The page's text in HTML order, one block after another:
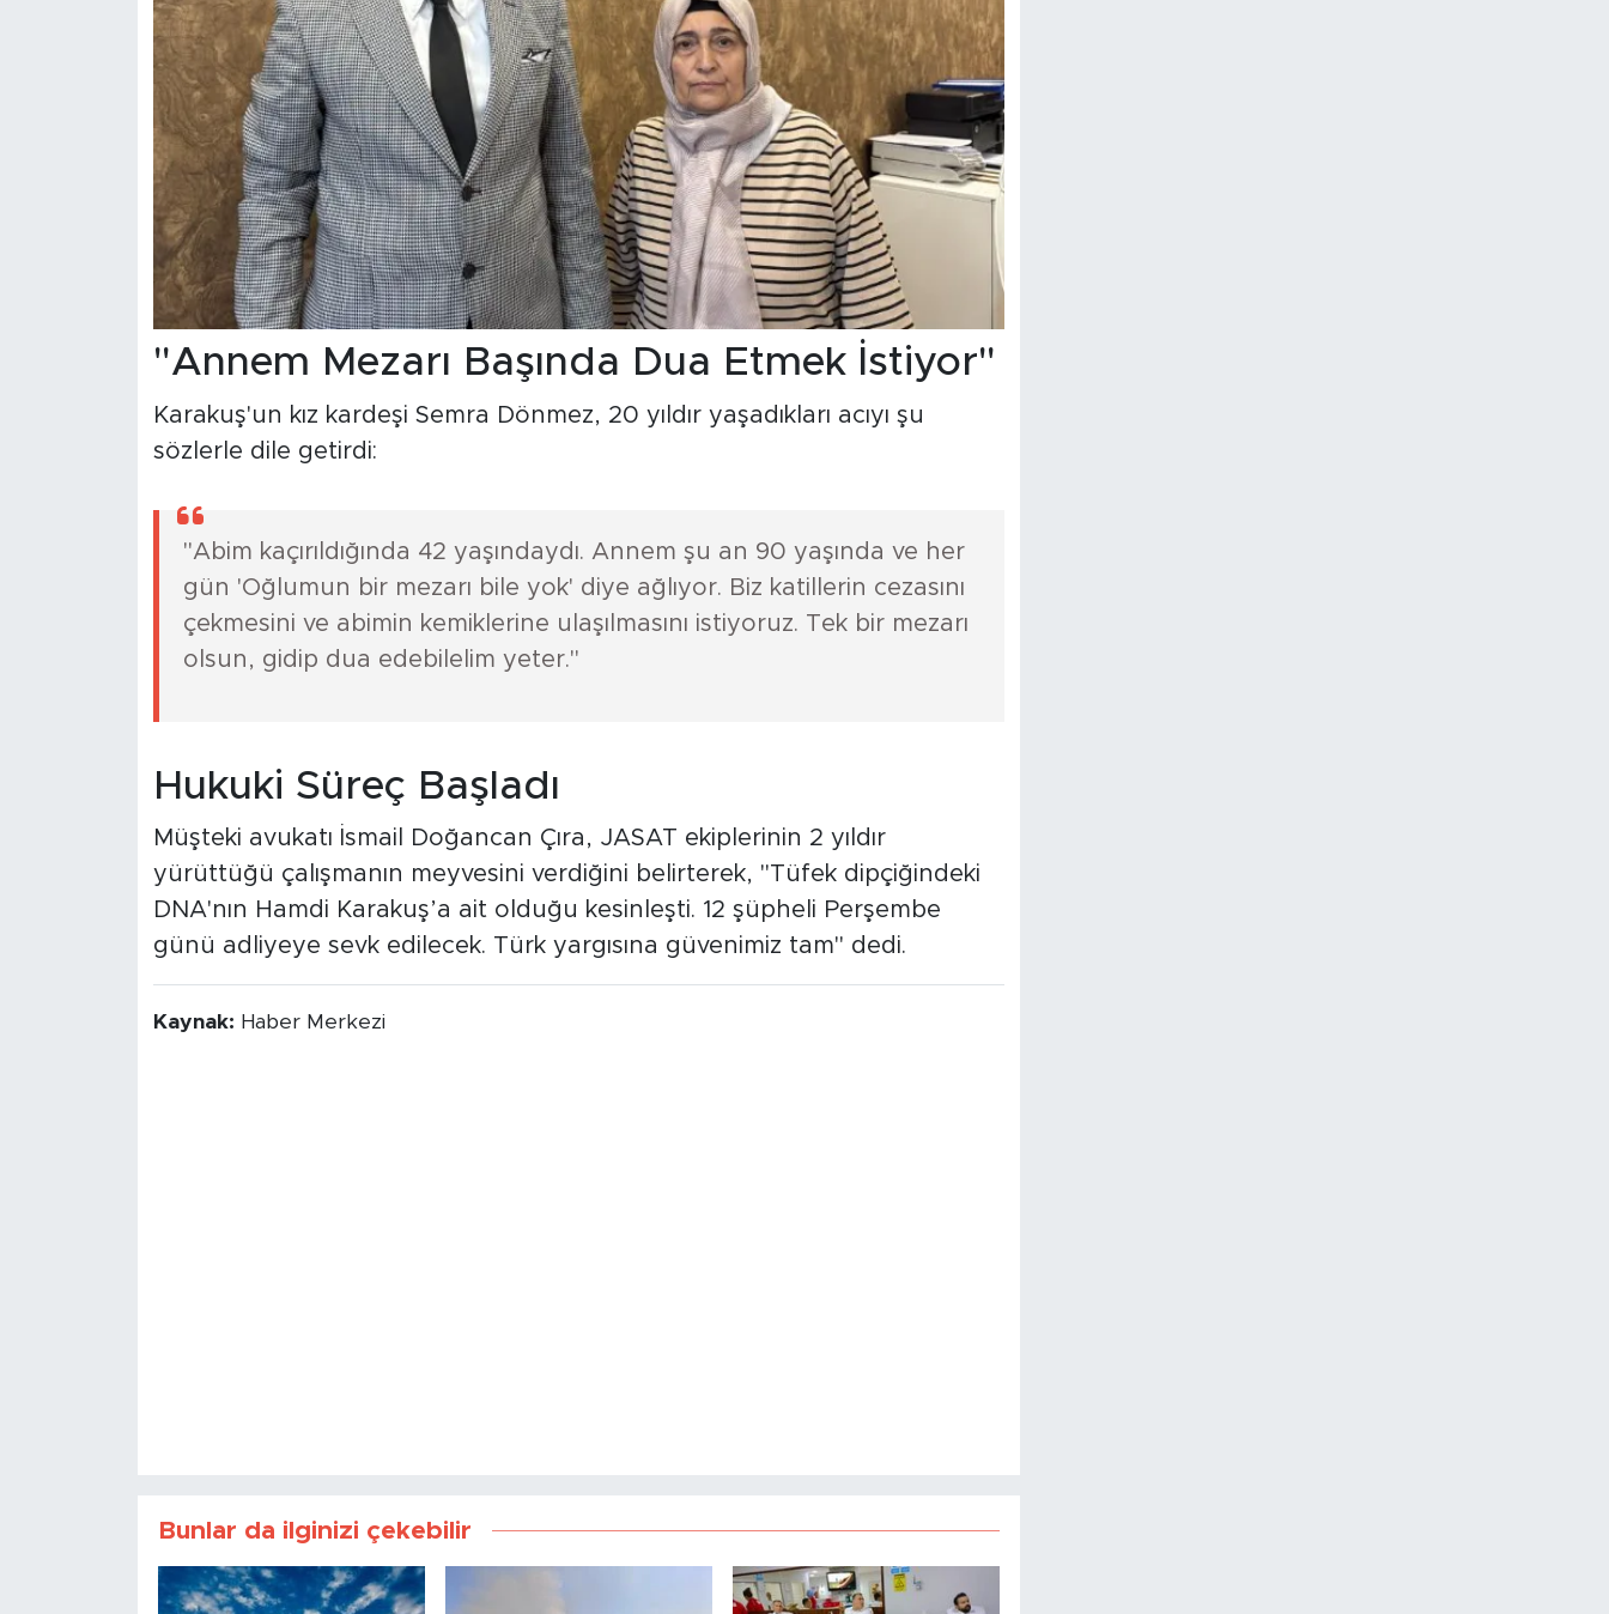
"Annem Mezarı Başında Dua Etmek İstiyor"
Karakuş'un kız kardeşi Semra Dönmez, 20 yıldır yaşadıkları acıyı şu
sözlerle dile getirdi:
"Abim kaçırıldığında 42 yaşındaydı. Annem şu an 90 yaşında ve her
gün 'Oğlumun bir mezarı bile yok' diye ağlıyor. Biz katillerin cezasını
çekmesini ve abimin kemiklerine ulaşılmasını istiyoruz. Tek bir mezarı
olsun, gidip dua edebilelim yeter."
Hukuki Süreç Başladı
Müşteki avukatı İsmail Doğancan Çıra, JASAT ekiplerinin 2 yıldır
yürüttüğü çalışmanın meyvesini verdiğini belirterek, "Tüfek dipçiğindeki
DNA'nın Hamdi Karakuş’a ait olduğu kesinleşti. 12 şüpheli Perşembe
günü adliyeye sevk edilecek. Türk yargısına güvenimiz tam" dedi.
Kaynak: Haber Merkezi
Bunlar da ilginizi çekebilir